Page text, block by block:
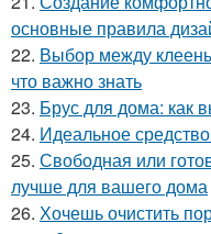
основные правила
22. Выбор между
что важно знать
23. Брус для дома: как
24. Идеальное
25. Свободная или
лучше для вашего дома
26. Хочешь очистить